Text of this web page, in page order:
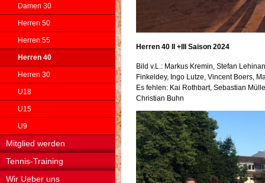
Damen 30
Herren 50
Herren 55
Herren 40
Herren 30
U18
U15
U9
Mitglied werden
Tennis-Training
Wir Ueber uns
Herren 40 II +III Saison 2024
Bild v.L.: Markus Kremin, Stefan
Finkeldey, Ingo Lutze, Vincent Boers,
Es fehlen: Kai Rothbart, Sebastian
Christian Buhn